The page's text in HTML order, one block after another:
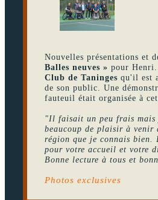
Nouvelles présentations et
Balles neuves » pour
Club de Taninges qu'il est
de son public. Une
fauteuil était organisée à
"Il faisait un peu frais
beaucoup de plaisir à venir
région que je connais bien.
pour votre accueil et votre
Bonne lecture à tous et
Photos exclusives